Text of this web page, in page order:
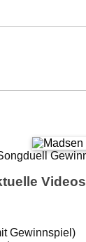
Gewinnspiel)
Videos